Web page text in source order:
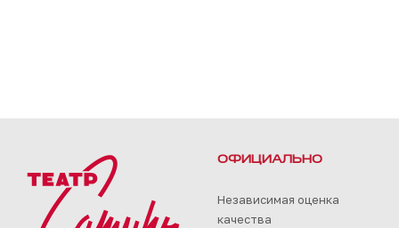
ОФИЦИАЛЬНО
Независимая оценка
качества